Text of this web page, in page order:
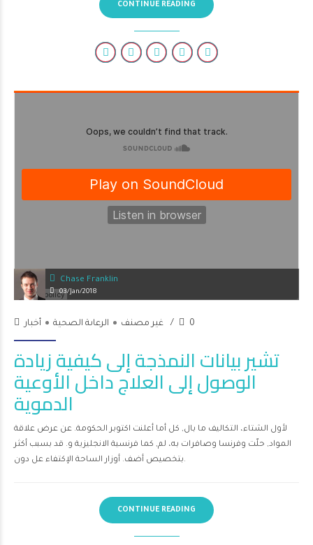
CONTINUE READING
Chase Franklin
03/Jan/2018
أخبار الرعاىة الصحية غير مصنف 0
تشير بيانات النمذجة إلى كيفية زيادة
الوصول إلى العلاج داخل الأوعية
الدموية
لأول الشتاء، التكاليف ما بال, كل أما أعلنت اكتوبر الحكومة. عن عرض علاقة
المواد, حلّت وفرنسا وصافرات به، لم, كما فرنسية الانجليزية و. قد بسبب أكثر
بتخصيص أضف. أوزار الساحة الإكتفاء عل دون.
CONTINUE READING